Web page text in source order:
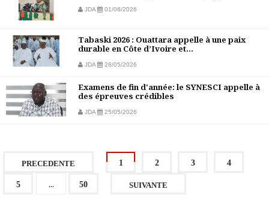
JDA 01/06/2026
Tabaski 2026 : Ouattara appelle à une paix
durable en Côte d’Ivoire et...
JDA 28/05/2026
Examens de fin d'année: le SYNESCI appelle à
des épreuves crédibles
JDA 25/05/2026
PRECEDENTE 1 2 3 4
5 ... 50 SUIVANTE